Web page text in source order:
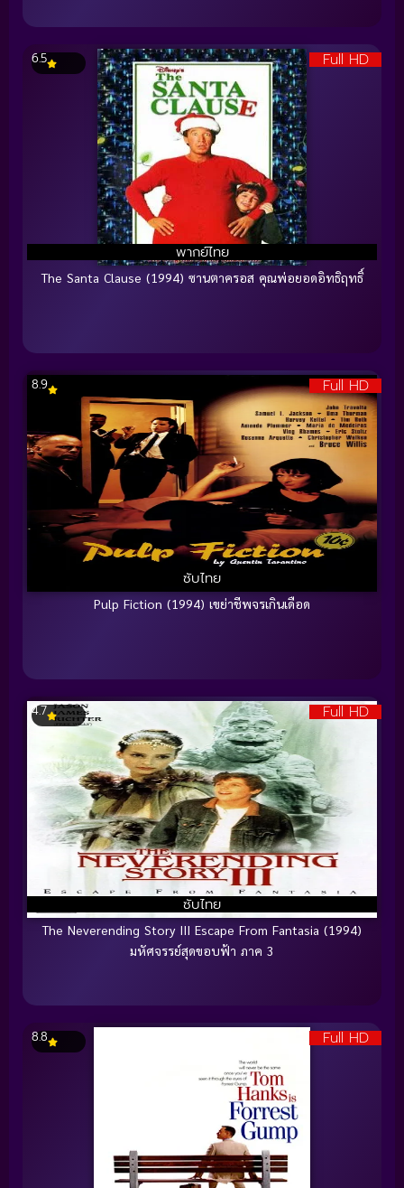
Full HD
พากย์ไทย
6.5
The Santa Clause (1994) ซานตาครอส คุณพ่อยอดอิทธิฤทธิ์
Full HD
ซับไทย
8.9
Pulp Fiction (1994) เขย่าชีพจรเกินเดือด
Full HD
ซับไทย
4.7
The Neverending Story III Escape From Fantasia (1994)
มหัศจรรย์สุดขอบฟ้า ภาค 3
Full HD
8.8